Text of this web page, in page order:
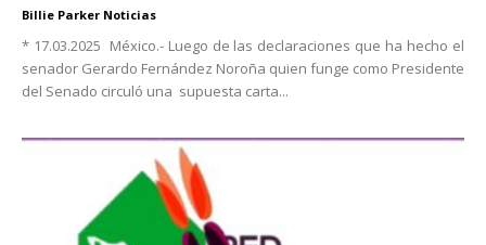
Billie Parker Noticias
* 17.03.2025 México.- Luego de las declaraciones que ha hecho el
senador Gerardo Fernández Noroña quien funge como Presidente
del Senado circuló una supuesta carta...